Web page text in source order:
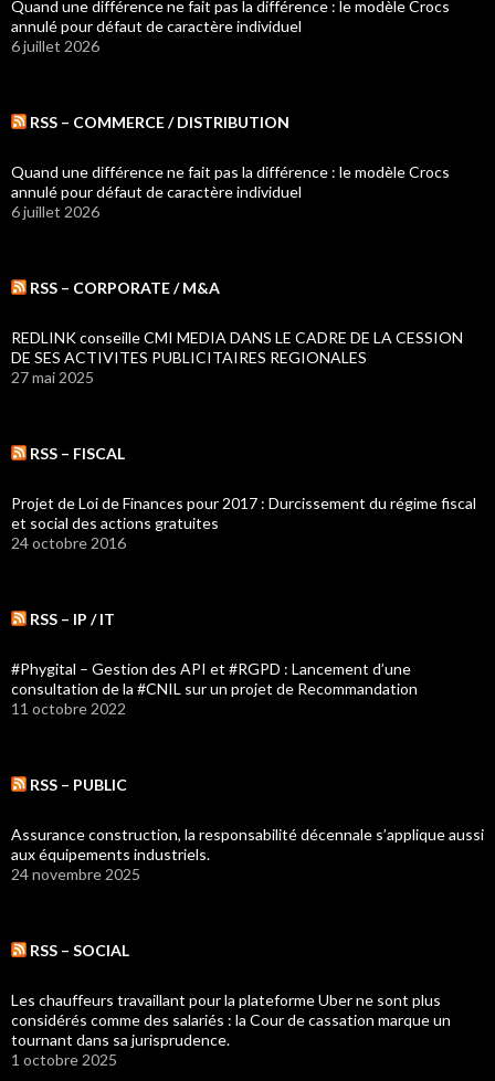
Quand une différence ne fait pas la différence : le modèle Crocs
annulé pour défaut de caractère individuel
6 juillet 2026
RSS – COMMERCE / DISTRIBUTION
Quand une différence ne fait pas la différence : le modèle Crocs
annulé pour défaut de caractère individuel
6 juillet 2026
RSS – CORPORATE / M&A
REDLINK conseille CMI MEDIA DANS LE CADRE DE LA CESSION
DE SES ACTIVITES PUBLICITAIRES REGIONALES
27 mai 2025
RSS – FISCAL
Projet de Loi de Finances pour 2017 : Durcissement du régime fiscal
et social des actions gratuites
24 octobre 2016
RSS – IP / IT
#Phygital – Gestion des API et #RGPD : Lancement d’une
consultation de la #CNIL sur un projet de Recommandation
11 octobre 2022
RSS – PUBLIC
Assurance construction, la responsabilité décennale s’applique aussi
aux équipements industriels.
24 novembre 2025
RSS – SOCIAL
Les chauffeurs travaillant pour la plateforme Uber ne sont plus
considérés comme des salariés : la Cour de cassation marque un
tournant dans sa jurisprudence.
1 octobre 2025